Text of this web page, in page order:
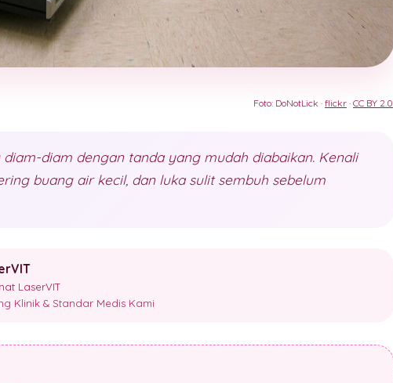
Foto: DoNotLick · flickr · CC BY 2.0
diam dengan tanda yang mudah diabaikan. Kenali
buang air kecil, dan luka sulit sembuh sebelum
LaserVIT
Klinik & Standar Medis Kami